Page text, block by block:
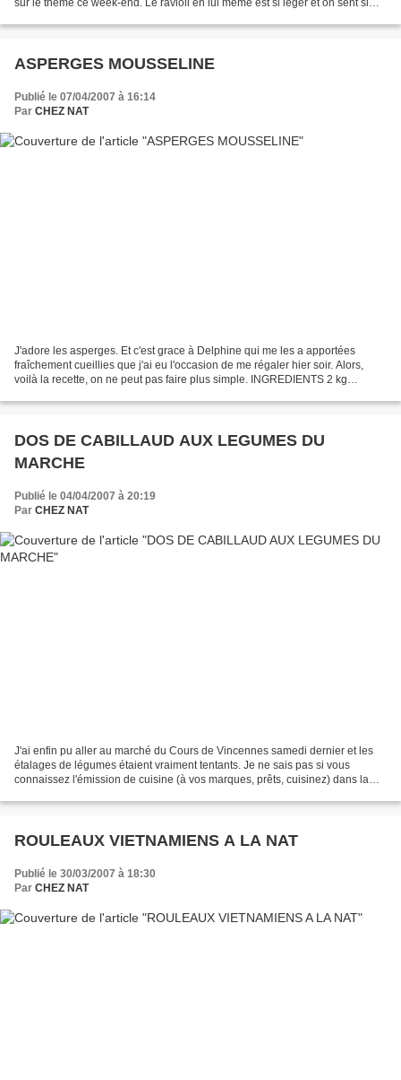
ASPERGES MOUSSELINE
Publié le 07/04/2007 à 16:14
Par CHEZ NAT
J'adore les asperges. Et c'est grace à Delphine qui me les a apportées
fraîchement cueillies que j'ai eu l'occasion de me régaler hier soir. Alors,
voilà la recette, on ne peut pas faire plus simple. INGREDIENTS 2 kg
DOS DE CABILLAUD AUX LEGUMES DU
MARCHE
Publié le 04/04/2007 à 20:19
Par CHEZ NAT
J'ai enfin pu aller au marché du Cours de Vincennes samedi dernier et les
étalages de légumes étaient vraiment tentants. Je ne sais pas si vous
connaissez l'émission de cuisine (à vos marques, prêts, cuisinez) dans la
ROULEAUX VIETNAMIENS A LA NAT
Publié le 30/03/2007 à 18:30
Par CHEZ NAT